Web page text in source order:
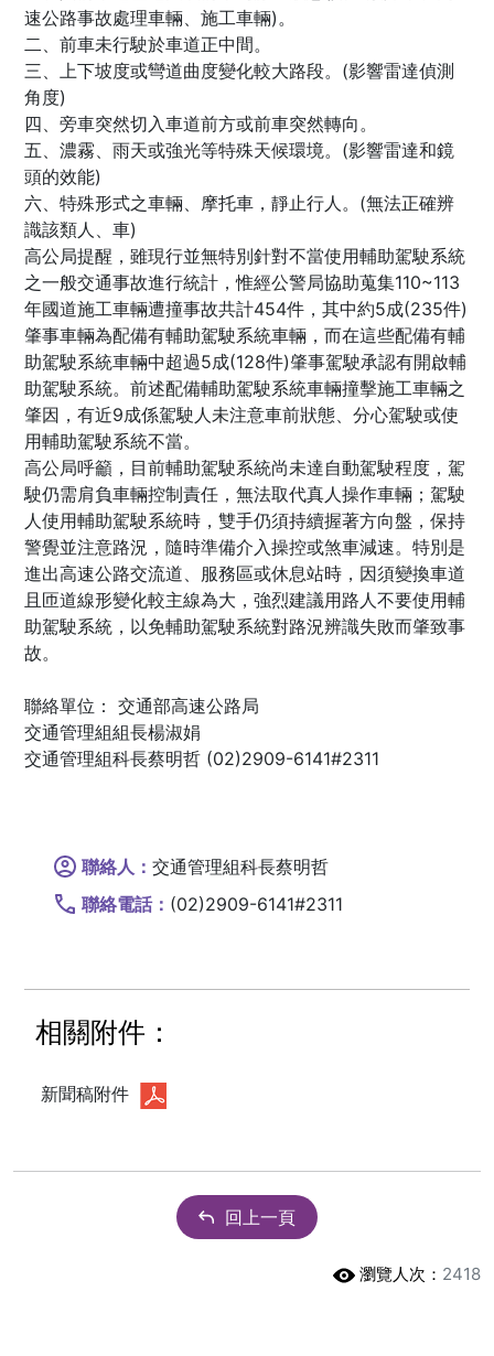
速公路事故處理車輛、施工車輛)。
二、前車未行駛於車道正中間。
三、上下坡度或彎道曲度變化較大路段。(影響雷達偵測
角度)
四、旁車突然切入車道前方或前車突然轉向。
五、濃霧、雨天或強光等特殊天候環境。(影響雷達和鏡
頭的效能)
六、特殊形式之車輛、摩托車，靜止行人。(無法正確辨
識該類人、車)
高公局提醒，雖現行並無特別針對不當使用輔助駕駛系統
之一般交通事故進行統計，惟經公警局協助蒐集110~113
年國道施工車輛遭撞事故共計454件，其中約5成(235件)
肇事車輛為配備有輔助駕駛系統車輛，而在這些配備有輔
助駕駛系統車輛中超過5成(128件)肇事駕駛承認有開啟輔
助駕駛系統。前述配備輔助駕駛系統車輛撞擊施工車輛之
肇因，有近9成係駕駛人未注意車前狀態、分心駕駛或使
用輔助駕駛系統不當。
高公局呼籲，目前輔助駕駛系統尚未達自動駕駛程度，駕
駛仍需肩負車輛控制責任，無法取代真人操作車輛；駕駛
人使用輔助駕駛系統時，雙手仍須持續握著方向盤，保持
警覺並注意路況，隨時準備介入操控或煞車減速。特別是
進出高速公路交流道、服務區或休息站時，因須變換車道
且匝道線形變化較主線為大，強烈建議用路人不要使用輔
助駕駛系統，以免輔助駕駛系統對路況辨識失敗而肇致事
故。
聯絡單位： 交通部高速公路局
交通管理組組長楊淑娟
交通管理組科長蔡明哲 (02)2909-6141#2311
聯絡人： 交通管理組科長蔡明哲
聯絡電話： (02)2909-6141#2311
相關附件：
新聞稿附件
回上一頁
瀏覽人次： 2418